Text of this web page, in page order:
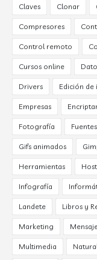
Claves Clonar
Compresores
Control remoto
Cursos online
Drivers Edición de
Empresas
Fotografía Fuentes
Gifs animados
Herramientas
Infografía
Landete Libros y
Marketing
Multimedia